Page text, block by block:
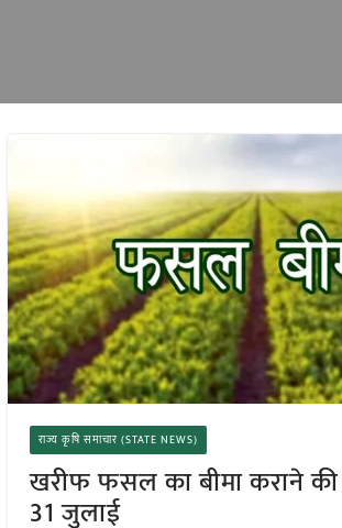
राज्य कृषि समाचार (STATE NEWS)
खरीफ फसल का बीमा कराने की
31 जुलाई